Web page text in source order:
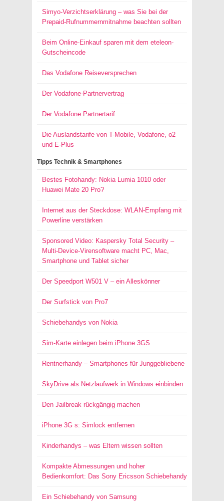
Simyo-Verzichtserklärung – was Sie bei der
Prepaid-Rufnummernmitnahme beachten sollten
Beim Online-Einkauf sparen mit dem eteleon-
Gutscheincode
Das Vodafone Reiseversprechen
Der Vodafone-Partnervertrag
Der Vodafone Partnertarif
Die Auslandstarife von T-Mobile, Vodafone, o2
und E-Plus
Tipps Technik & Smartphones
Bestes Fotohandy: Nokia Lumia 1010 oder
Huawei Mate 20 Pro?
Internet aus der Steckdose: WLAN-Empfang mit
Powerline verstärken
Sponsored Video: Kaspersky Total Security –
Multi-Device-Virensoftware macht PC, Mac,
Smartphone und Tablet sicher
Der Speedport W501 V – ein Alleskönner
Der Surfstick von Pro7
Schiebehandys von Nokia
Sim-Karte einlegen beim iPhone 3GS
Rentnerhandy – Smartphones für Junggebliebene
SkyDrive als Netzlaufwerk in Windows einbinden
Den Jailbreak rückgängig machen
iPhone 3G s: Simlock entfernen
Kinderhandys – was Eltern wissen sollten
Kompakte Abmessungen und hoher
Bedienkomfort: Das Sony Ericsson Schiebehandy
Ein Schiebehandy von Samsung